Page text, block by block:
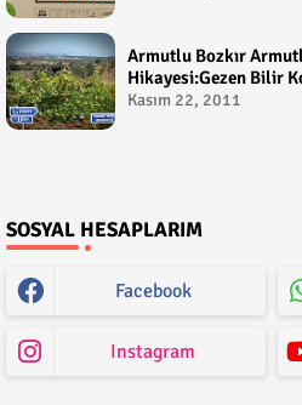
Armutlu Bozkır
Hikayesi:Gezen Bilir
Kasım 22, 2011
SOSYAL HESAPLARIM
Facebook
Instagram